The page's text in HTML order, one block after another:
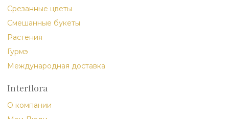
Срезанные цветы
Смешанные букеты
Растения
Гурмэ
Международная доставка
Interflora
О компании